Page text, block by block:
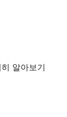
알아보기